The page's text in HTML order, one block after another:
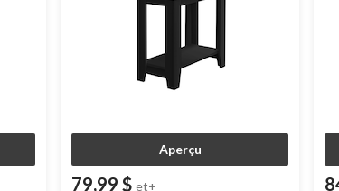
Aperçu
79,99 $ et+